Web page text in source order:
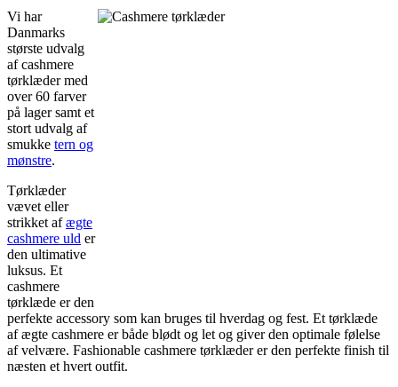
Vi har
Danmarks
største udvalg
af cashmere
tørklæder med
over 60 farver
på lager samt et
stort udvalg af
smukke tern og
mønstre.
Tørklæder
vævet eller
strikket afægte
cashmere uld er
den ultimative
luksus. Et
cashmere
tørklæde er den
perfekte accessory som kan bruges til hverdag og fest. Et tørklæde
af ægte cashmere er både blødt og let og giver den optimale følelse
af velvære. Fashionable cashmere tørklæder er den perfekte finish til
næsten et hvert outfit.